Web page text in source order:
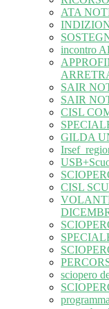
ATA
incontro
SAIR
SAIR
CISL
GILDA
CISL
sciopero